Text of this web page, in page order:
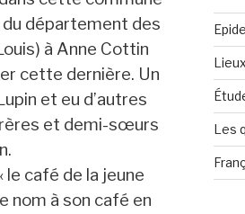
département des
à Anne Cottin
cette dernière. Un
et eu d’autres
et demi-sœurs
le café de la jeune
nom à son café en
Les